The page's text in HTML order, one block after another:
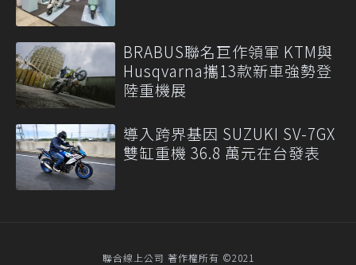
BRABUS聯名巨作領軍 KTM與
Husqvarna攜13款新車強勢登
陸重機展
導入跨界基因 SUZUKI SV-7GX
雙缸重機 36.8 萬元在台發表
聯合線上公司 著作權所有 ©2021